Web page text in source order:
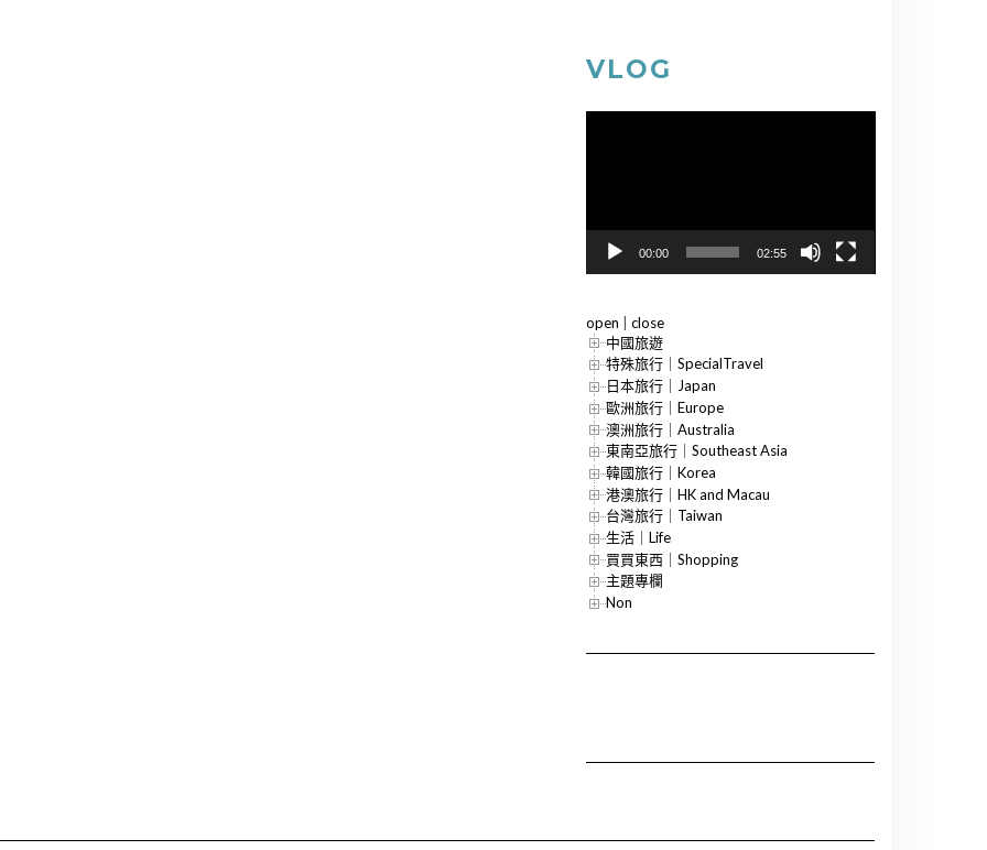
VLOG
00:00 02:55
open
close
中國旅遊
特殊旅行｜SpecialTravel
日本旅行｜Japan
歐洲旅行｜Europe
澳洲旅行｜Australia
東南亞旅行｜Southeast Asia
韓國旅行｜Korea
港澳旅行｜HK and Macau
台灣旅行｜Taiwan
生活｜Life
買買東西｜Shopping
主題專欄
Non